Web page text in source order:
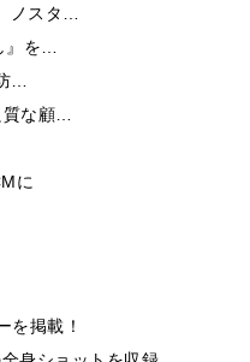
ノスタ…
』を…
…
な顧…
に
を掲載！